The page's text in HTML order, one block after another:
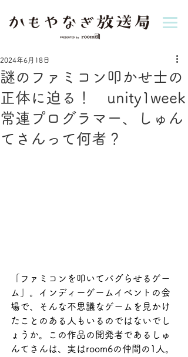
謎のファミコン叩かせ士の
正体に迫る！ unity1week
常連プログラマー、しゅん
てさんって何者？
2024年6月18日
「ファミコンを叩いてバグらせるゲー
ム」。インディーゲームイベントの会
場で、そんな不思議なゲームを見かけ
たことのある人もいるのではないでし
ょうか。この作品の開発者であるしゅ
んてさんは、実はroom6の仲間の1人。